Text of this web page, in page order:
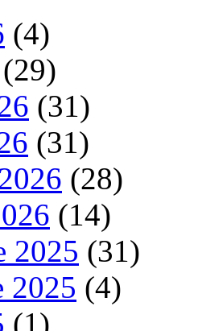
(4)
(29)
(31)
(31)
(28)
(14)
2025 (31)
2025 (4)
(1)